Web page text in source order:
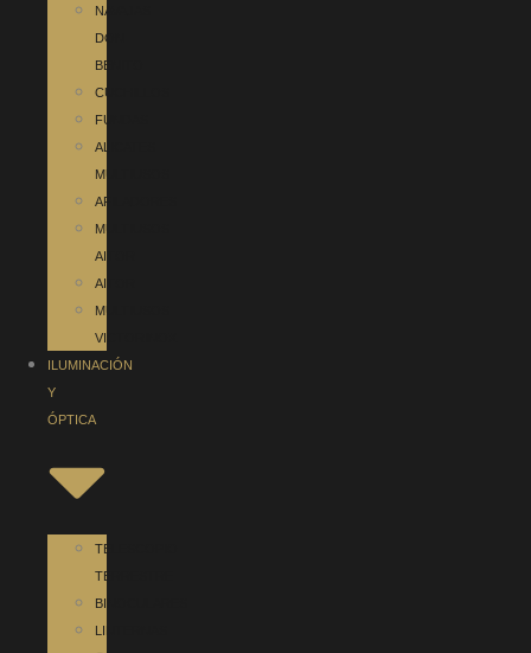
NAVAJAS
DON
BENITO
CUCHILLOS
FUNDAS
ALICATES
MULTIUSOS
AFILADORES
MULTIUSOS
AITOR
AITOR
MULTIUSOS
VICTORINOX
ILUMINACIÓN
Y
ÓPTICA
TELESCOPIO
TERRESTRE
BINOCULARES